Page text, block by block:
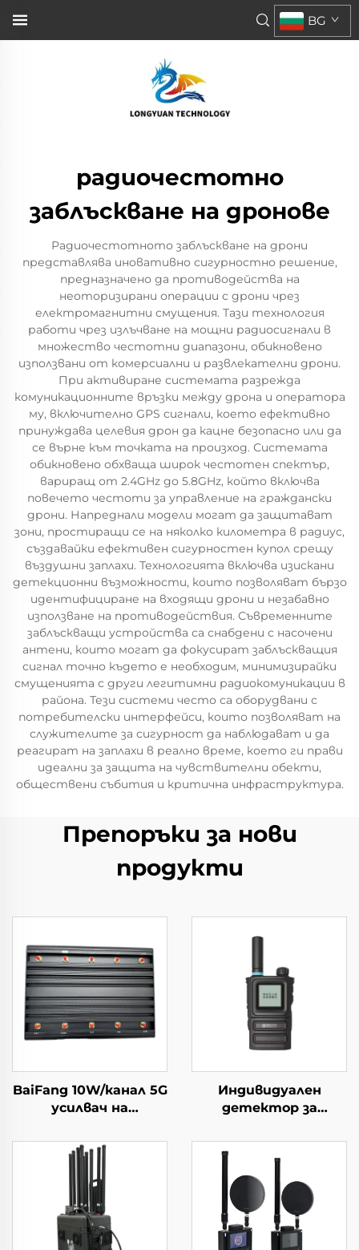
BG
радиочестотно
заблъскване на дронове
Радиочестотното заблъскване на дрони
представлява иновативно сигурностно решение,
предназначено да противодейства на
неоторизирани операции с дрони чрез
електромагнитни смущения. Тази технология
работи чрез излъчване на мощни радиосигнали в
множество честотни диапазони, обикновено
използвани от комерсиални и развлекателни дрони.
При активиране системата разрежда
комуникационните връзки между дрона и оператора
му, включително GPS сигнали, което ефективно
принуждава целевия дрон да кацне безопасно или да
се върне към точката на произход. Системата
обикновено обхваща широк честотен спектър,
вариращ от 2.4GHz до 5.8GHz, който включва
повечето честоти за управление на граждански
дрони. Напреднали модели могат да защитават
зони, простиращи се на няколко километра в радиус,
създавайки ефективен сигурностен купол срещу
въздушни заплахи. Технологията включва изискани
детекционни възможности, които позволяват бързо
идентифициране на входящи дрони и незабавно
използване на противодействия. Съвременните
заблъскващи устройства са снабдени с насочени
антени, които могат да фокусират заблъскващия
сигнал точно където е необходим, минимизирайки
смущенията с други легитимни радиокомуникации в
района. Тези системи често са оборудвани с
потребителски интерфейси, които позволяват на
служителите за сигурност да наблюдават и да
реагират на заплахи в реално време, което ги прави
идеални за защита на чувствителни обекти,
обществени събития и критична инфраструктура.
Препоръки за нови
продукти
BaiFang 10W/канал 5G
усилвач на
Бустер
Индивидуален
детектор за
дронове и
устройство за
ранно
предупреждаване